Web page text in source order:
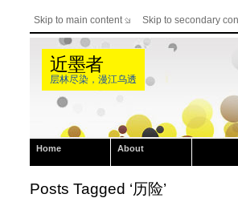
Skip to main content Skip to secondary
近墨者
层林尽染，漫江乌透
Home About
Posts Tagged ‘历险’